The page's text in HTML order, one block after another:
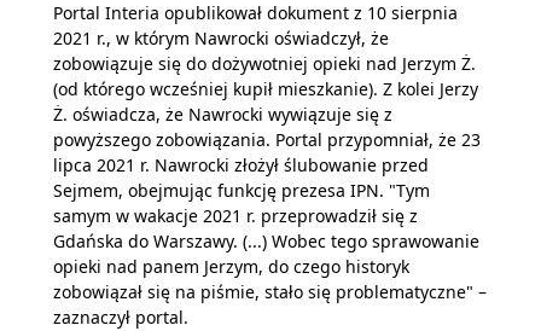
Portal Interia opublikował dokument z 10 sierpnia
2021 r., w którym Nawrocki oświadczył, że
zobowiązuje się do dożywotniej opieki nad Jerzym Ż.
(od którego wcześniej kupił mieszkanie). Z kolei Jerzy
Ż. oświadcza, że Nawrocki wywiązuje się z
powyższego zobowiązania. Portal przypomniał, że 23
lipca 2021 r. Nawrocki złożył ślubowanie przed
Sejmem, obejmując funkcję prezesa IPN. "Tym
samym w wakacje 2021 r. przeprowadził się z
Gdańska do Warszawy. (...) Wobec tego sprawowanie
opieki nad panem Jerzym, do czego historyk
zobowiązał się na piśmie, stało się problematyczne" –
zaznaczył portal.